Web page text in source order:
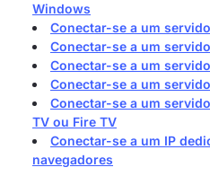
Windows
Conectar-se a um
Conectar-se a um
Conectar-se a um
Conectar-se a um
Conectar-se a um
TV ou Fire TV
Conectar-se a um IP
navegadores